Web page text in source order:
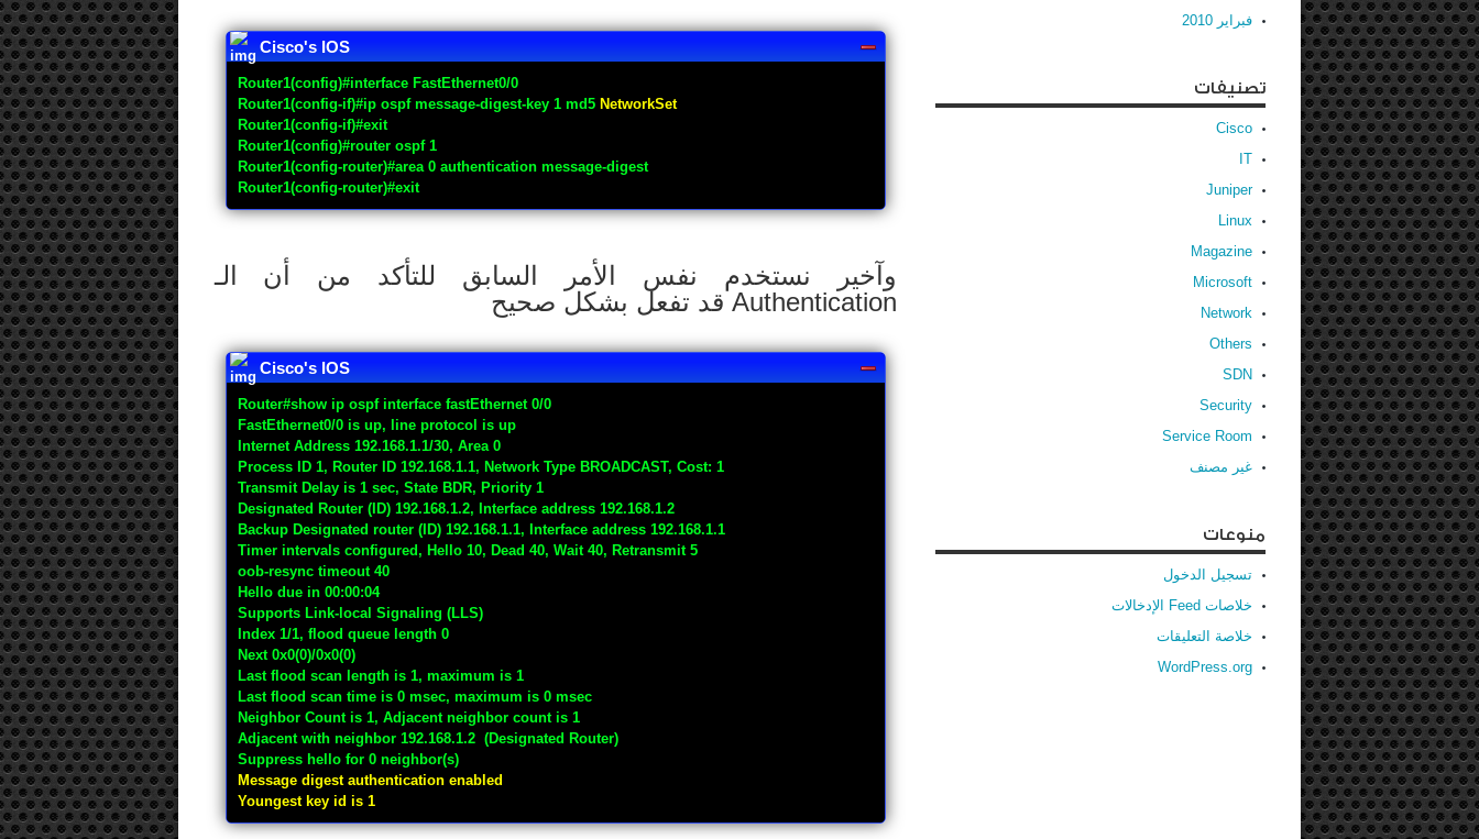
Cisco's IOS
Router1(config)#interface FastEthernet0/0
Router1(config-if)#ip ospf message-digest-key 1 md5 NetworkSet
Router1(config-if)#exit
Router1(config)#router ospf 1
Router1(config-router)#area 0 authentication message-digest
Router1(config-router)#exit
وآخير نستخدم نفس الأمر السابق للتأكد من أن الـ
Authentication قد تفعل بشكل صحيح
Cisco's IOS
Router#show ip ospf interface fastEthernet 0/0
FastEthernet0/0 is up, line protocol is up
Internet Address 192.168.1.1/30, Area 0
Process ID 1, Router ID 192.168.1.1, Network Type BROADCAST, Cost: 1
Transmit Delay is 1 sec, State BDR, Priority 1
Designated Router (ID) 192.168.1.2, Interface address 192.168.1.2
Backup Designated router (ID) 192.168.1.1, Interface address 192.168.1.1
Timer intervals configured, Hello 10, Dead 40, Wait 40, Retransmit 5
oob-resync timeout 40
Hello due in 00:00:04
Supports Link-local Signaling (LLS)
Index 1/1, flood queue length 0
Next 0x0(0)/0x0(0)
Last flood scan length is 1, maximum is 1
Last flood scan time is 0 msec, maximum is 0 msec
Neighbor Count is 1, Adjacent neighbor count is 1
Adjacent with neighbor 192.168.1.2 (Designated Router)
Suppress hello for 0 neighbor(s)
Message digest authentication enabled
Youngest key id is 1
فبراير 2010
تصنيفات
Cisco
IT
Juniper
Linux
Magazine
Microsoft
Network
Others
SDN
Security
Service Room
غير مصنف
منوعات
تسجيل الدخول
خلاصات Feed الإدخالات
خلاصة التعليقات
WordPress.org